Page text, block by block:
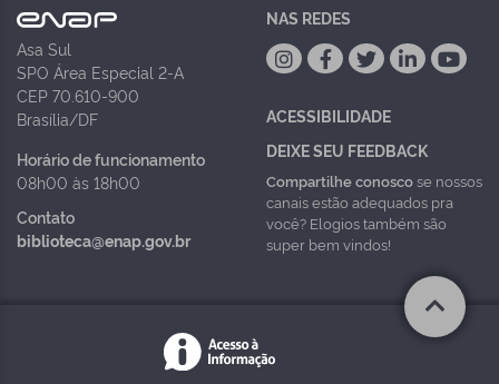
Asa Sul
SPO Área Especial 2-A
CEP 70.610-900
Brasília/DF
Horário de funcionamento
08h00 às 18h00
Contato
biblioteca@enap.gov.br
NAS REDES
ACESSIBILIDADE
DEIXE SEU FEEDBACK
Compartilhe conoscose nossos
canais estão adequados pra
você? Elogios também são
super bem vindos!